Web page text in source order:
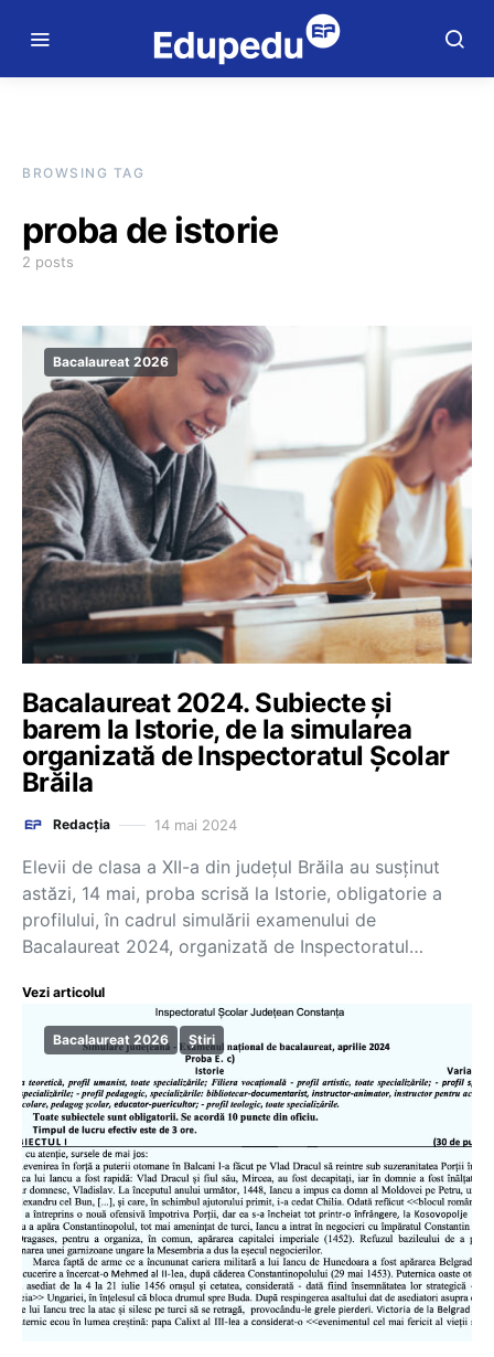
BROWSING TAG
proba de istorie
2 posts
Bacalaureat 2026
Bacalaureat 2024. Subiecte și
barem la Istorie, de la simularea
organizată de Inspectoratul Școlar
Brăila
Redacția 14 mai 2024
Elevii de clasa a XII-a din județul Brăila au susținut
astăzi, 14 mai, proba scrisă la Istorie, obligatorie a
profilului, în cadrul simulării examenului de
Bacalaureat 2024, organizată de Inspectoratul…
Vezi articolul
Bacalaureat 2026 Știri